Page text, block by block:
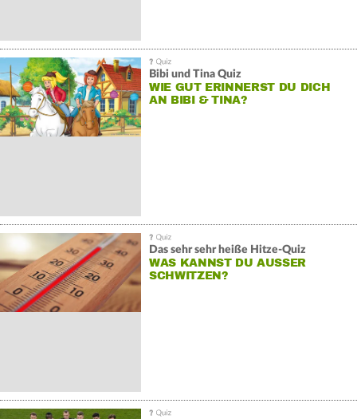
Bibi und Tina Quiz
WIE GUT ERINNERST DU DICH
AN BIBI & TINA?
Das sehr sehr heiße Hitze-Quiz
WAS KANNST DU AUSSER S
CHWITZEN?